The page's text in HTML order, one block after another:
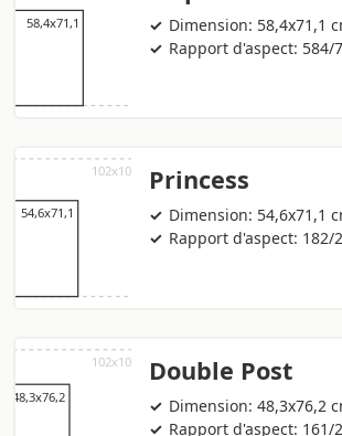
Dimension: 58,4x71,1
Rapport d'aspect: 584/
Princess
Dimension: 54,6x71,1
Rapport d'aspect: 182/
Double Post
Dimension: 48,3x76,2
Rapport d'aspect: 161/